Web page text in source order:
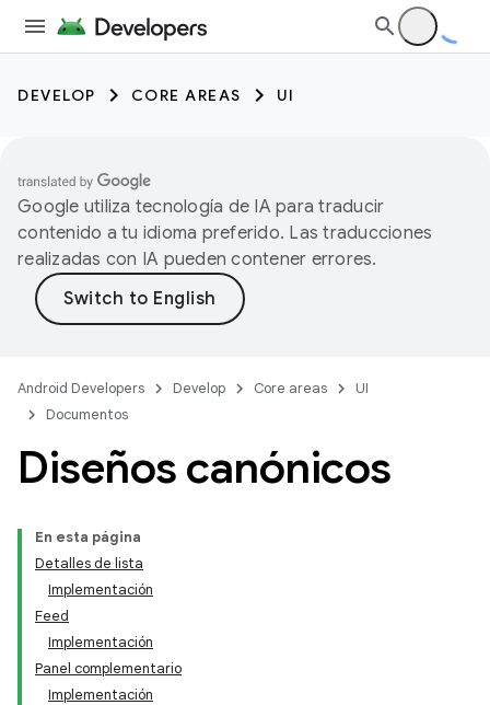
DEVELOP CORE AREAS UI
Google utiliza tecnología de IA para traducir
contenido a tu idioma preferido. Las traducciones
realizadas con IA pueden contener errores.
Android Developers Develop Core areas
UI
Documentos
Diseños canónicos
En esta página
Detalles de lista
Implementación
Feed
Implementación
Panel complementario
Implementación